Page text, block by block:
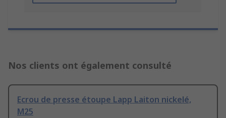
Nos clients ont également consulté
Ecrou de presse étoupe Lapp Laiton nickelé,
M25